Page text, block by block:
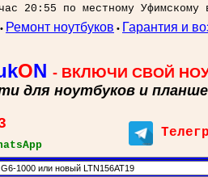
20:55 по местному
• Ремонт ноутбуков • Гарантия и
ON - ВКЛЮЧИ СВОЙ
для ноутбуков и